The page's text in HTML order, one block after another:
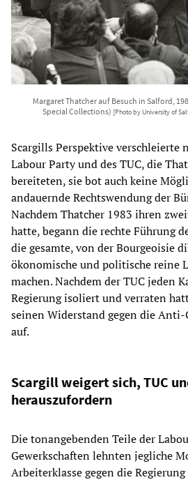
Margaret Thatcher auf Besuch in Salford,
Special Collections) [Photo by University of
Scargills Perspektive verschleierte
Labour Party und des TUC, die
bereiteten, sie bot auch keine
andauernde Rechtswendung der
Nachdem Thatcher 1983 ihren
hatte, begann die rechte Führung
die gesamte, von der Bourgeoisie
ökonomische und politische reine
machen. Nachdem der TUC jeden
Regierung isoliert und verraten
seinen Widerstand gegen die Anti-
auf.
Scargill weigert sich, TUC
herauszufordern
Die tonangebenden Teile der
Gewerkschaften lehnten jegliche
Arbeiterklasse gegen die